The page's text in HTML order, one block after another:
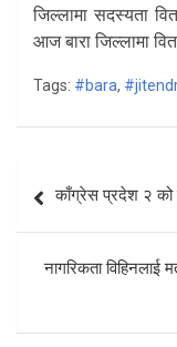
जिल्लामा सदस्यता
आज बारा जिल्लामा
Tags: #bara,
navigation
काँग्रेस प्रदेश २ को
नागरिकता विहिनलाई